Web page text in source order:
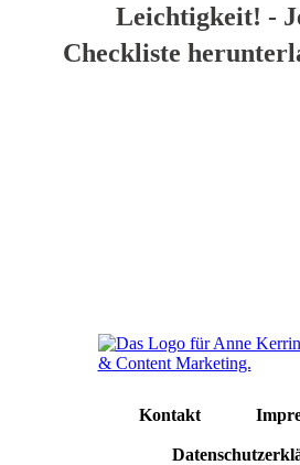
Leichtigkeit! -
Checkliste
Kontakt